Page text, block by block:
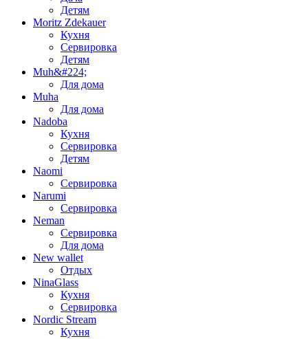
Детям
Moritz Zdekauer
Кухня
Сервировка
Детям
Muh&#224;
Для дома
Muha
Для дома
Nadoba
Кухня
Сервировка
Детям
Naomi
Сервировка
Narumi
Сервировка
Neman
Сервировка
Для дома
New wallet
Отдых
NinaGlass
Кухня
Сервировка
Nordic Stream
Кухня